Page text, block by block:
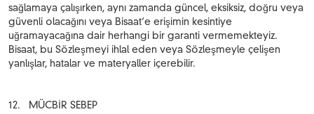
sağlamaya çalışırken, aynı zamanda güncel, eksiksiz, doğru veya
güvenli olacağını veya Bisaat’e erişimin kesintiye
uğramayacağına dair herhangi bir garanti vermemekteyiz.
Bisaat, bu Sözleşmeyi ihlal eden veya Sözleşmeyle çelişen
yanlışlar, hatalar ve materyaller içerebilir.
12. MÜCBİR SEBEP